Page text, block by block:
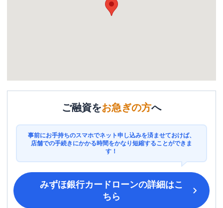
ご融資をお急ぎの方へ
事前にお手持ちのスマホでネット申し込みを済ませておけば、
店舗での手続きにかかる時間をかなり短縮することができま
す！
みずほ銀行カードローンの詳細はこ
ちら